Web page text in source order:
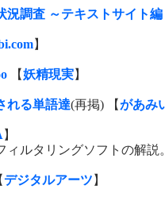
況調査 ～テキストサイト編
】
【妖精現実】
れる単語達(再掲) 【があみ
】
ィルタリングソフトの解説
デジタルアーツ 】